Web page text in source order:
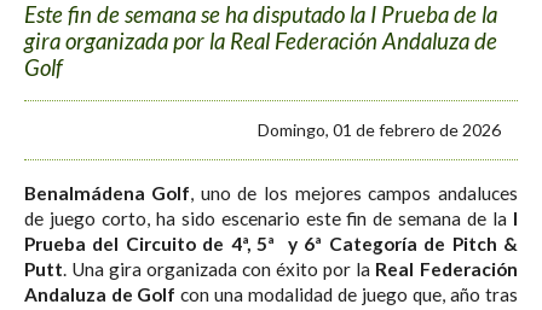
Este fin de semana se ha disputado la I Prueba de la
gira organizada por la Real Federación Andaluza de
Golf
Domingo, 01 de febrero de 2026
Benalmádena Golf, uno de los mejores campos andaluces
de juego corto, ha sido escenario este fin de semana de la I
Prueba del Circuito de 4ª, 5ª y 6ª Categoría de Pitch &
Putt. Una gira organizada con éxito por la Real Federación
Andaluza de Golf con una modalidad de juego que, año tras